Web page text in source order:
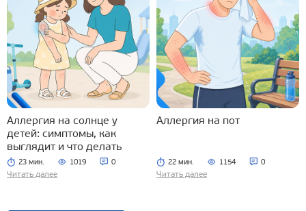
Аллергия на солнце у
детей: симптомы, как
выглядит и что делать
23 мин. 1019 0
Читать далее
Аллергия на пот
22 мин. 1154 0
Читать далее